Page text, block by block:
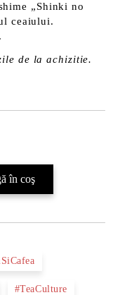
„Shinki no
ceaiului.
de la achizitie.
#TeaCulture